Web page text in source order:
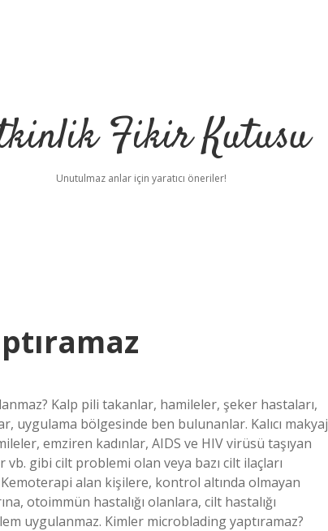
Fikir Kutusu
Unutulmaz anlar için yaratıcı öneriler!
Kalp pili takanlar, hamileler, şeker hastaları,
uygulama bölgesinde ben bulunanlar. Kalıcı makyaj
emziren kadınlar, AIDS ve HIV virüsü taşıyan
gibi cilt problemi olan veya bazı cilt ilaçları
alan kişilere, kontrol altında olmayan
otoimmün hastalığı olanlara, cilt hastalığı
uygulanmaz. Kimler microblading yaptıramaz?